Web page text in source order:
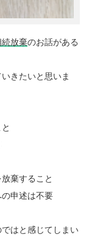
続放棄のお話がある
きたいと思いま
棄すること
申述は不要
ではと感じてしまい